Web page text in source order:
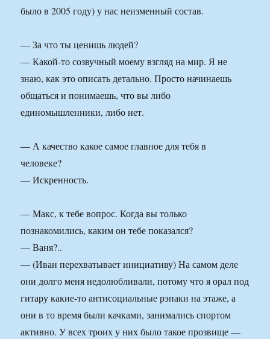
было в 2005 году) у нас неизменный состав.
— За что ты ценишь людей?
— Какой-то созвучный моему взгляд на мир. Я не
знаю, как это описать детально. Просто начинаешь
общаться и понимаешь, что вы либо
единомышленники, либо нет.
— А качество какое самое главное для тебя в
человеке?
— Искренность.
— Макс, к тебе вопрос. Когда вы только
познакомились, каким он тебе показался?
— Ваня?..
— (Иван перехватывает инициативу) На самом деле
они долго меня недолюбливали, потому что я орал под
гитару какие-то антисоциальные рэпаки на этаже, а
они в то время были качками, занимались спортом
активно. У всех троих у них было такое прозвище —